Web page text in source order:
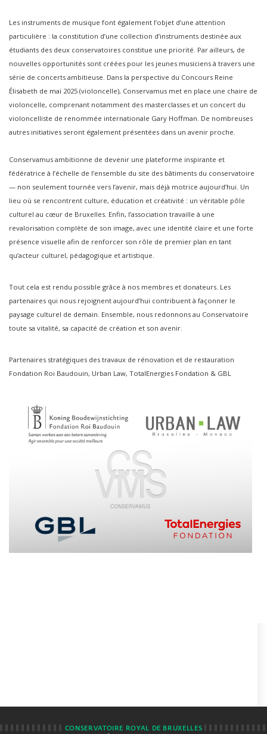
Les instruments de musique font également l’objet d’une attention
particulière : la constitution d’une collection d’instruments destinée aux
étudiants des deux conservatoires constitue une priorité. Par ailleurs, de
nouvelles opportunités sont créées pour les jeunes musiciens à travers une
série de concerts ambitieuse. Dans la perspective du Concours Reine
Élisabeth de mai 2025 (violoncelle), Conservamus met en place une chaire de
violoncelle, comprenant notamment des masterclasses et un concert du
violoncelliste de renommée internationale Gary Hoffman. De nombreuses
autres initiatives seront également présentées dans un avenir proche.
Conservamus ambitionne de devenir une plateforme inspirante et
fédératrice à l’échelle de l’ensemble du site des bâtiments du conservatoire
— non seulement tournée vers l’avenir, mais déjà motrice aujourd’hui. Un
lieu où se rencontrent culture, éducation et créativité : un véritable pôle
culturel au cœur de Bruxelles. Enfin, l’association travaille à une
revalorisation complète de son image, avec une identité claire et une forte
présence visuelle afin de renforcer son rôle de premier plan en tant
qu’acteur culturel, pédagogique et artistique.
Tout cela est rendu possible grâce à nos membres et donateurs. Les
partenaires qui nous rejoignent aujourd’hui contribuent à façonner le
paysage culturel de demain. Ensemble, nous redonnons au Conservatoire
toute sa vitalité, sa capacité de création et son avenir.
Partenaires stratégiques des travaux de rénovation et de restauration
Fondation Roi Baudouin, Urban Law, TotalEnergies Fondation & GBL
CONSERVATOIRE ROYAL DE BRUXELLES